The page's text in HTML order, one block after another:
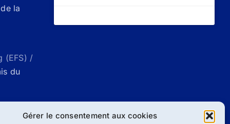
Gérer le consentement aux cookies
la
(EFS) /
du